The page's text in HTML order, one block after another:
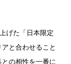
げた「日本限定
と合わせること
の相性を一番に